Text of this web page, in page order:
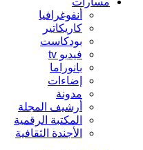
أنفوغرافيا
كاريكاتير
بودكاست
فيديو tv
بانوراما
إضاءات
مدونة
أرشيف المجلة
المكتبة الرقمية
الأجندة الثقافية